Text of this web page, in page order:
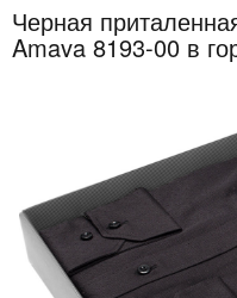
Черная
Amava 8193-00 в